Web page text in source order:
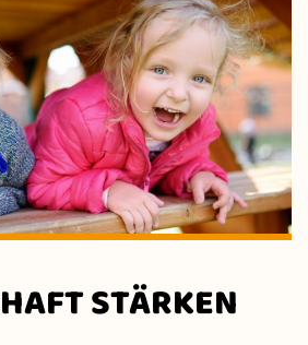
STÄRKEN